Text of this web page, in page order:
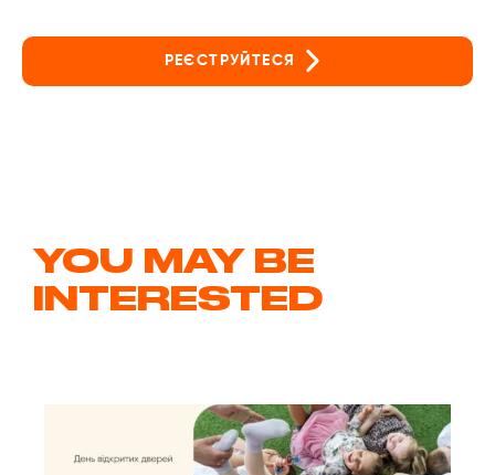
РЕЄСТРУЙТЕСЯ
YOU MAY BE
INTERESTED